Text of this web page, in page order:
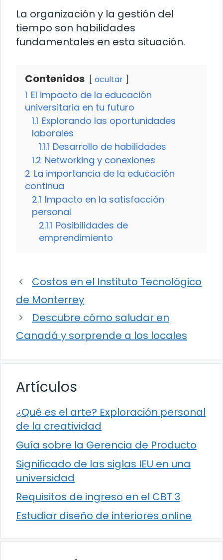
La organización y la gestión del
tiempo son habilidades
fundamentales en esta situación.
Contenidos ocultar
1 El impacto de la educación
universitaria en tu futuro
1.1 Explorando las oportunidades
laborales
1.1.1 Desarrollo de habilidades
1.2 Networking y conexiones
2 La importancia de la educación
continua
2.1 Impacto en la satisfacción
personal
2.1.1 Posibilidades de
emprendimiento
Costos en el Instituto Tecnológico
de Monterrey
Descubre cómo saludar en
Canadá y sorprende a los locales
Artículos
¿Qué es el arte? Exploración personal
de la creatividad
Guía sobre la Gerencia de Producto
Significado de las siglas IEU en una
universidad
Requisitos de ingreso en el CBT 3
Estudiar diseño de interiores online